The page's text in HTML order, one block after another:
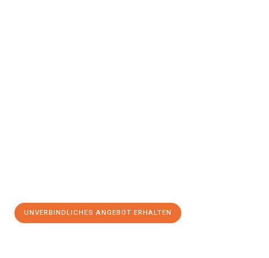
UNVERBINDLICHES ANGEBOT ERHALTEN